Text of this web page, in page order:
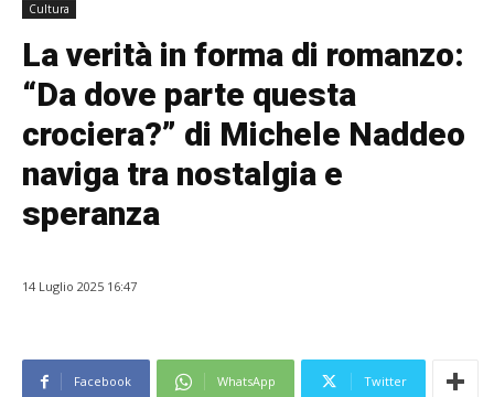
Cultura
La verità in forma di romanzo:
“Da dove parte questa
crociera?” di Michele Naddeo
naviga tra nostalgia e
speranza
14 Luglio 2025 16:47
Facebook WhatsApp Twitter